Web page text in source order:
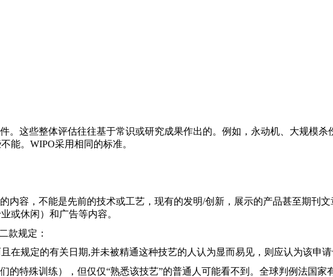
。 这些整体评估往往基于常识或研究成果作出的。例如，永动机、大规模杀
能。WIPO采用相同的标准。
内容，不能是先前的技术或工艺，现有的发明/创新，展示的产品甚至期刊
或休闲）和广告等内容。
款规定：
规定的有关日期,并未被精通这种技艺的人认为显而易见，则应认为该申请
的特殊训练），但仅仅“熟悉该技艺”的普通人可能看不到。 全球判例法国家